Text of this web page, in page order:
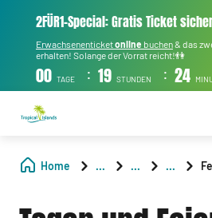
2FÜR1-Special: Gratis Ticket
Erwachsenenticketonline buchen& das
erhalten! Solange der Vorrat reicht!👫
00 TAGE : 19 STUNDEN : 24
Home ... ... ...